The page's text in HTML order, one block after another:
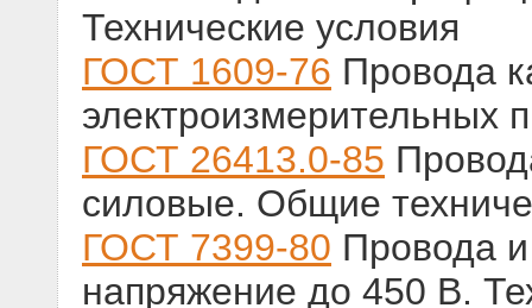
Технические условия
ГОСТ 1609-76 Провода
электроизмерительных
ГОСТ 26413.0-85
силовые. Общие
ГОСТ 7399-80 Провода
напряжение до 450 В.